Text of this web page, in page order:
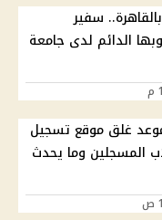
سفير
الدائم لدى جامعة
الجامعات 2026..موعد غلق موقع تسجيل
المسجلين وما يحدث